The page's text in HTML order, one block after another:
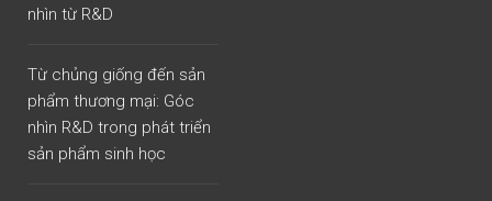
nhìn từ R&D
Từ chủng giống đến sản
phẩm thương mại: Góc
nhìn R&D trong phát triển
sản phẩm sinh học